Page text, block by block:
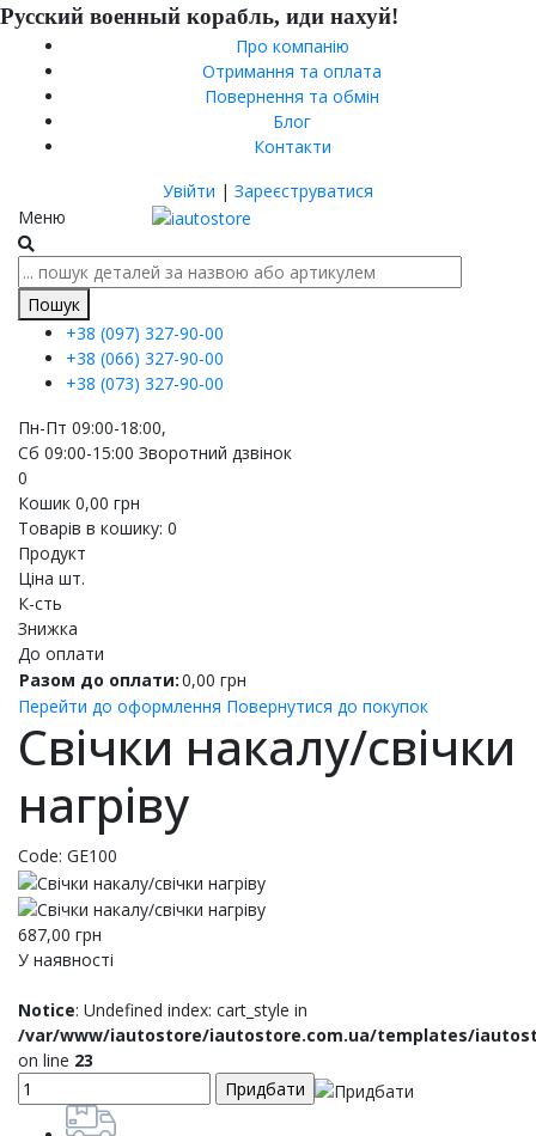
Русский военный корабль, иди нахуй!
Про компанію
Отримання та оплата
Повернення та обмін
Блог
Контакти
Увійти | Зареєструватися
Меню
Пошук
+38 (097) 327-90-00
+38 (066) 327-90-00
+38 (073) 327-90-00
Пн-Пт 09:00-18:00,
Сб 09:00-15:00 Зворотний дзвінок
0
Кошик 0,00 грн
Товарів в кошику: 0
Продукт
Ціна шт.
К-сть
Знижка
До оплати
Разом до оплати:0,00 грн
Перейти до оформлення Повернутися до покупок
Свічки накалу/свічки
нагріву
Code: GE100
687,00 грн
У наявності
Notice: Undefined index: cart_style in
/var/www/iautostore/iautostore.com.ua/templates/
on line 23